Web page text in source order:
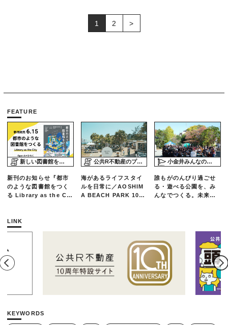
1 2 >
FEATURE
新しい図書館をめぐる旅
新刊のお知らせ『都市
のような図書館をつく
る Library as the Cit
公共R不動産のプロジェクトスタディ
海があるライフスタイ
ルを日常に／AOSHIM
A BEACH PARK 10年
小金井みんなの公園プロジェクト「play here」
誰もがのんびり過ごせ
る・遊べる公園を、み
んなでつくる。未来の
LINK
KEYWORDS